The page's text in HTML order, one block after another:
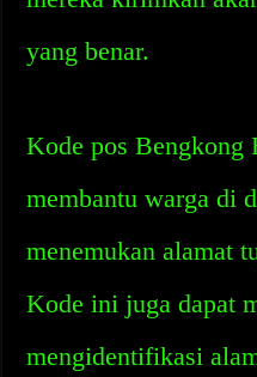
yang benar.
Kode pos Bengkong
membantu warga di
menemukan alamat
Kode ini juga dapat
mengidentifikasi